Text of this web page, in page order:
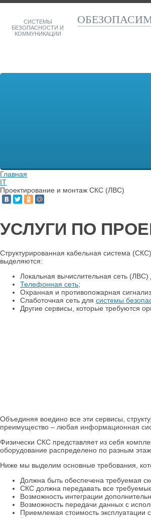
СИСТЕМЫ
БЕЗОПАСНОСТИ И
КОММУНИКАЦИИ
Главная
IT
Проектирование и монтаж СКС (ЛВС)
УСЛУГИ ПО
Структурированная кабельная система
выделяются:
Локальная вычислительная сеть
Телефонная сеть;
Охранная и противопожарная
Слаботочная сеть для системы
Другие сервисы, которые требуются
Объединяя воедино все эти сервисы,
преимущество – любая информационная
Физически СКС представляет из себя
оборудование распределено по разным
Ниже мы выделим основные требования,
Должна быть обеспечена требуемая
СКС должна передавать все
Возможность интеграции
Возможность передачи данных с
Приемлемая стоимость эксплуатации